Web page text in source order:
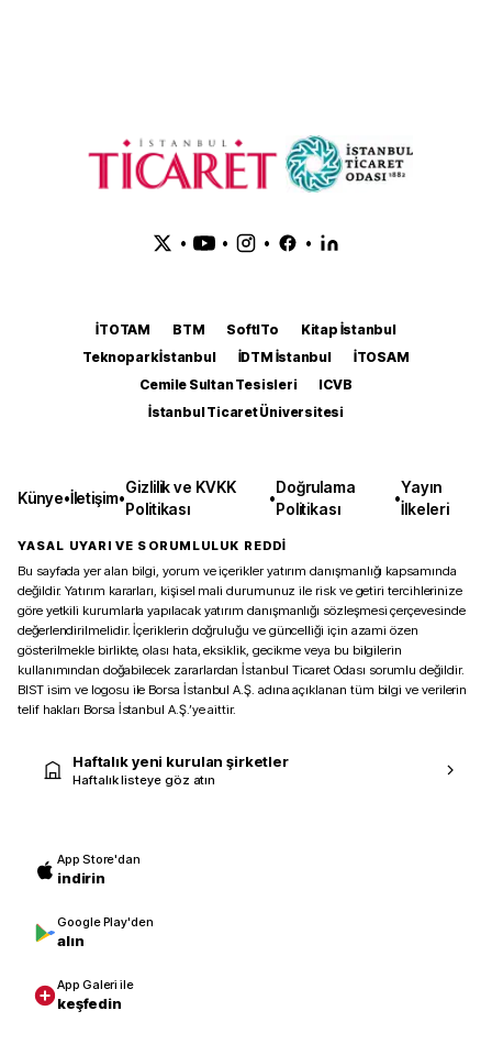
• • • •
İTOTAM BTM SoftITo
Kitap İstanbul
Teknopark İstanbul
İDTM İstanbul
İTOSAM
Cemile Sultan Tesisleri
ICVB
İstanbul Ticaret Üniversitesi
Künye•İletişim•
Gizlilik ve KVKK
Politikası
•
Doğrulama
Politikası
•
Yayın
İlkeleri
YASAL UYARI VE SORUMLULUK REDDİ
Bu sayfada yer alan bilgi, yorum ve içerikler yatırım danışmanlığı kapsamında
değildir. Yatırım kararları, kişisel mali durumunuz ile risk ve getiri tercihlerinize
göre yetkili kurumlarla yapılacak yatırım danışmanlığı sözleşmesi çerçevesinde
değerlendirilmelidir. İçeriklerin doğruluğu ve güncelliği için azami özen
gösterilmekle birlikte, olası hata, eksiklik, gecikme veya bu bilgilerin
kullanımından doğabilecek zararlardan İstanbul Ticaret Odası sorumlu değildir.
BIST isim ve logosu ile Borsa İstanbul A.Ş. adına açıklanan tüm bilgi ve verilerin
telif hakları Borsa İstanbul A.Ş.’ye aittir.
Haftalık yeni kurulan şirketler
Haftalık listeye göz atın
App Store'dan
indirin
Google Play'den
alın
App Galeri ile
keşfedin